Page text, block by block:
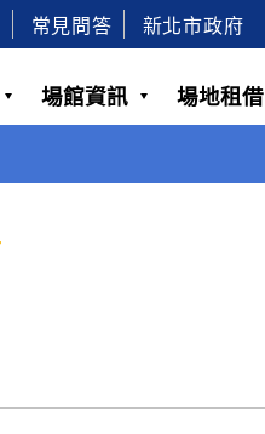
常見問答 新北市政府
場館資訊 場地租借